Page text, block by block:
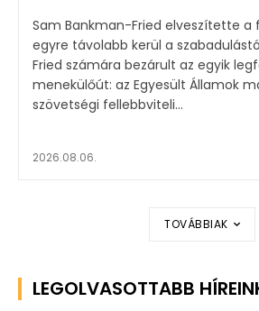
Sam Bankman-Fried elveszítette a
egyre távolabb kerül a szabadulástól Sam
Fried számára bezárult az egyik
menekülőút: az Egyesült Államok
szövetségi fellebbviteli...
2026.08.06.
TOVÁBBIAK
LEGOLVASOTTABB